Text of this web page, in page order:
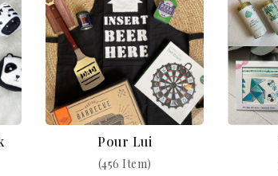
Pour Lui
(456 Item)